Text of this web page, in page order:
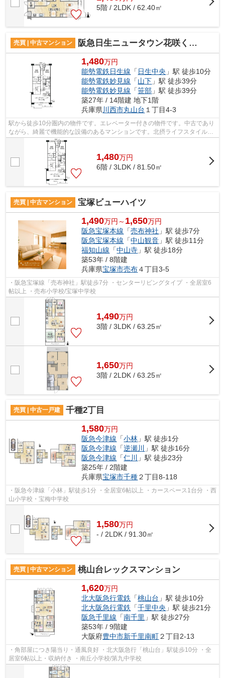
5階 / 2LDK / 62.40㎡
売買 | 中古マンション 阪急日生ニュータウン花咲く丘の街Ｂ棟
1,480万円
能勢電鉄日生線 「 日生中央 」駅 徒歩10分
能勢電鉄妙見線 「山下 」駅 徒歩39分
能勢電鉄妙見線 「笹部 」駅 徒歩39分
築27年 / 14階建 地下1階
兵庫県 川西市丸山台 １丁目4-3
駅から徒歩10分圏内の物件です。エレベーター付きの物件です。中古であり
ながら、綺麗で機能的な設備のあるマンションです。北摂ライフスタイルは
信頼と実績を誇る不動産会社です。不...
1,480万円
6階 / 3LDK / 81.50㎡
売買 | 中古マンション 宝塚ビューハイツ
1,490万円～ 1,650万円
阪急宝塚本線 「売布神社 」駅 徒歩7分
阪急宝塚本線 「中山観音 」駅 徒歩11分
福知山線 「中山寺 」駅 徒歩18分
築53年 / 8階建
兵庫県宝塚市売布４丁目3-5
・阪急宝塚線「売布神社」駅徒歩7分 ・センターリビングタイプ ・全居室6
帖以上 ・売布小学校/宝塚中学校
1,490万円
3階 / 3LDK / 63.25㎡
1,650万円
3階 / 2LDK / 63.25㎡
売買 | 中古一戸建 千種2丁目
1,580万円
阪急今津線 「小林 」駅 徒歩1分
阪急今津線 「逆瀬川
」駅 徒歩16分
阪急今津線 「仁川
」駅 徒歩23分
築25年 / 2階建
兵庫県宝塚市千種２丁目8-118
・阪急今津線「小林」駅徒歩1分 ・全居室6帖以上 ・カースペース1台分 ・西
山小学校・宝梅中学校
1,580万円
- / 2LDK / 91.30㎡
売買 | 中古マンション 桃山台レックスマンション
1,620万円
北大阪急行電鉄 「桃山台 」駅 徒歩10分
北大阪急行電鉄 「千里中央 」駅 徒歩21分
阪急千里線 「南千里 」駅 徒歩27分
築53年 / 9階建
大阪府豊中市新千里南町２丁目2-13
・角部屋につき陽当り・通風良好 ・北大阪急行「桃山台」駅徒歩10分 ・全
居室6帖以上・収納付き ・南丘小学校/第九中学校